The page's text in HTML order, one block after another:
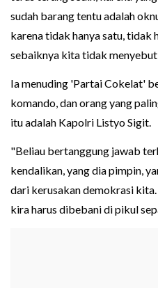
sudah barang tentu adalah
karena tidak hanya satu, tidak
sebaiknya kita tidak
Ia menuding 'Partai Cokelat'
komando, dan orang yang
itu adalah Kapolri Listyo Sigit.
"Beliau bertanggung jawab
kendalikan, yang dia pimpin,
dari kerusakan demokrasi
kira harus dibebani di pikul